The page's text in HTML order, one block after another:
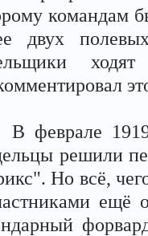
командам
двух
1919
решили
Но всё,
ещё